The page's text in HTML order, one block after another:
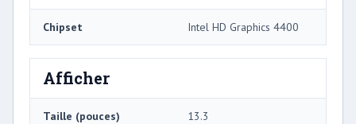
Chipset Intel HD Graphics 4400
Afficher
Taille (pouces) 13.3